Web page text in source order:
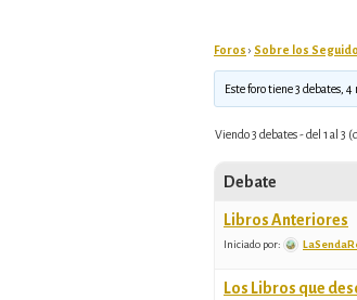
Foros › Sobre los
Este foro tiene 3 debates,
Viendo 3 debates - del 1 al 3
Debate
Libros Anteriores
Iniciado por:
Los Libros que